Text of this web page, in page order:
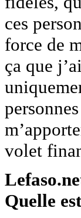
ces
force de
ça que
volet
Quelle